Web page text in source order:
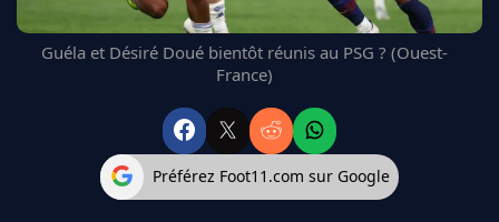
MANCHESTER UNITED
CHELSEA
ARSENAL
Guéla et Désiré Doué bientôt réunis au PSG ? (Ouest-
France)
Préférez Foot11.com sur Google